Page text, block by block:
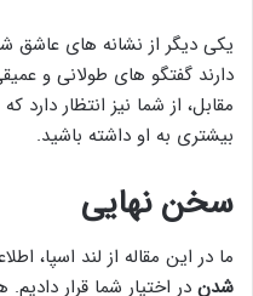
یکی دیگر از نشانه های
دارند گفتگو های طولانی و
مقابل، از شما نیز انتظار دارد
بیشتری به او داشته باشید.
سخن نهایی
ما در این مقاله از لند اسپا،
شدن در اختیار شما قرار